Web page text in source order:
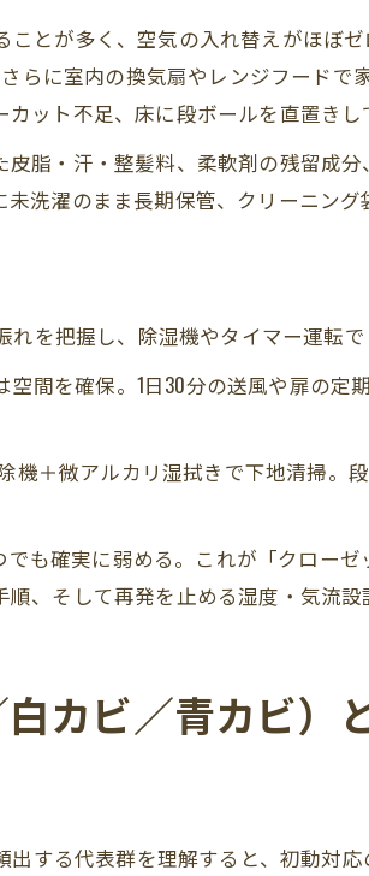
とが多く、空気の入れ替えがほぼ
らに室内の換気扇やレンジフードで
ット不足、床に段ボールを直置きし
脂・汗・整髪料、柔軟剤の残留成
洗濯のまま長期保管、クリーニン
を把握し、除湿機やタイマー運転で
間を確保。1日30分の送風や扉の
機＋微アルカリ湿拭きで下地清掃。
も確実に弱める。これが「クロー
、そして再発を止める湿度・気流設
カビ／青カビ）
出する代表群を理解すると、初動対